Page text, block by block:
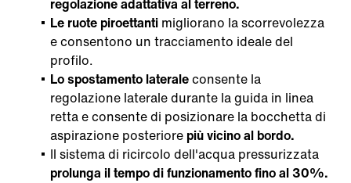
regolazione adattativa al terreno.
Le ruote piroettanti migliorano la scorrevolezza
e consentono un tracciamento ideale del
profilo.
Lo spostamento lateraleconsente la
regolazione laterale durante la guida in linea
retta e consente di posizionare la bocchetta di
aspirazione posteriore più vicino al bordo.
Il sistema di ricircolo dell'acqua pressurizzata
prolunga il tempo di funzionamento fino al 30%.